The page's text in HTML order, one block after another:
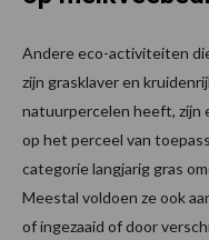
Andere eco-activiteiten
zijn grasklaver en
natuurpercelen heeft, zijn
op het perceel van
categorie langjarig gras
Meestal voldoen ze ook
of ingezaaid of door